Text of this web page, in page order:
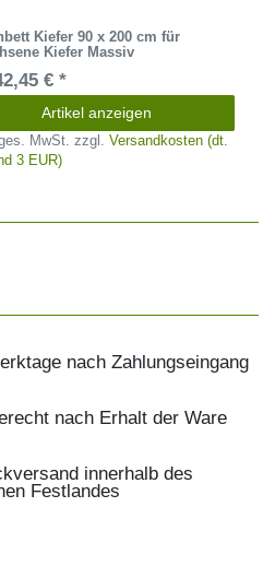
Kiefer 90 x 200 cm für
Kiefer Massiv
€ *
Artikel anzeigen
MwSt. zzgl.Versandkosten (dt.
3 EUR)
nach Zahlungseingang
nach Erhalt der Ware
innerhalb des
Festlandes